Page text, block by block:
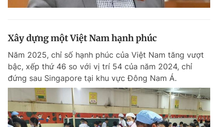
Xây dựng một Việt Nam hạnh phúc
Năm 2025, chỉ số hạnh phúc của Việt Nam tăng vượt
bậc, xếp thứ 46 so với vị trí 54 của năm 2024, chỉ
đứng sau Singapore tại khu vực Đông Nam Á.